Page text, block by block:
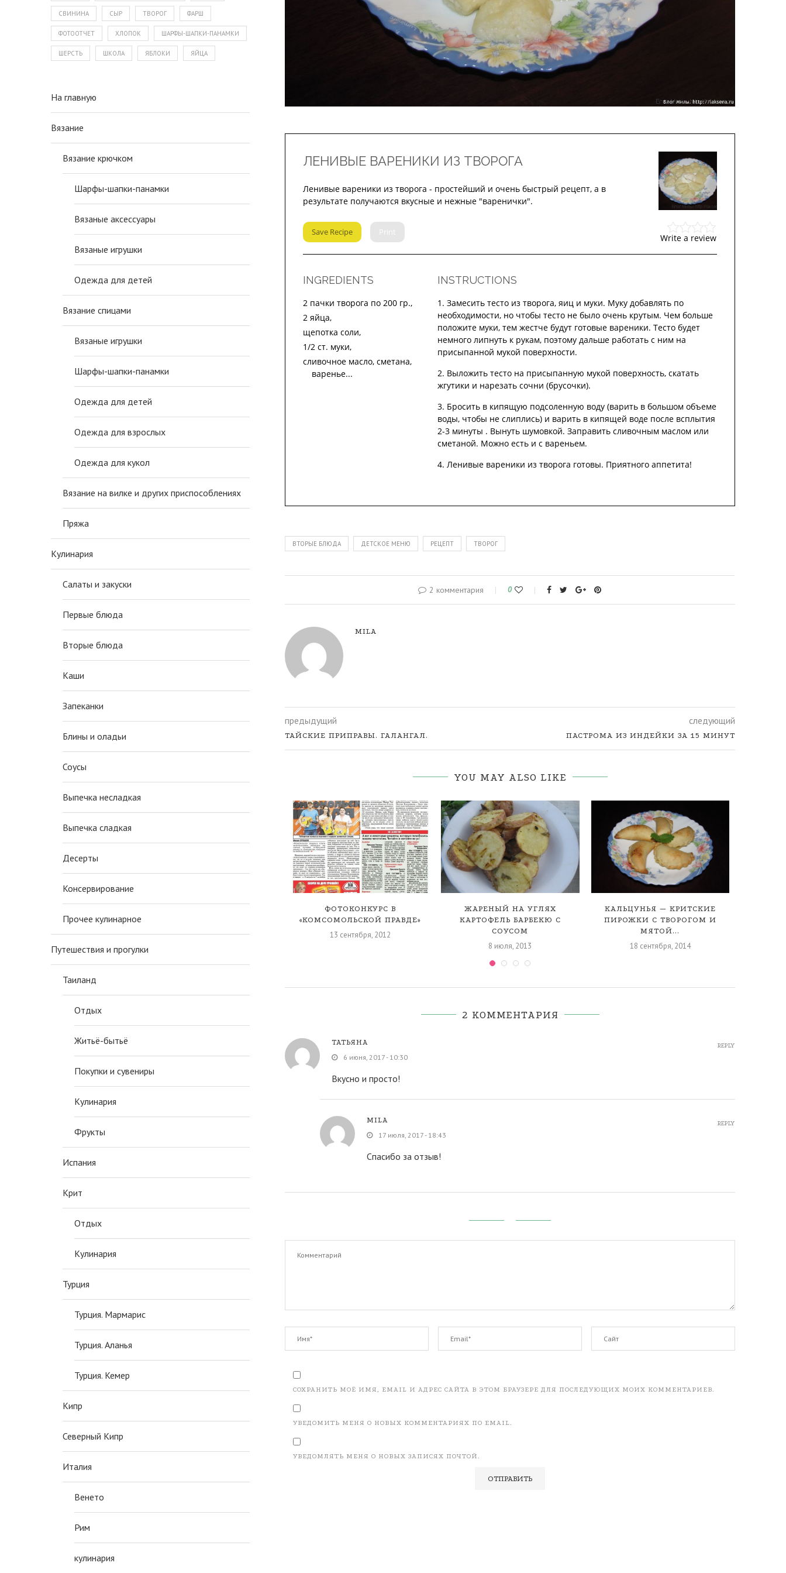
ЛЕНИВЫЕ ВАРЕНИКИ ИЗ ТВОРОГА
Ленивые вареники из творога - простейший и очень быстрый рецепт, а в
результате получаются вкусные и нежные "варенички".
Write a review
Save Recipe Print
INGREDIENTS
2 пачки творога по 200 гр.,
2 яйца,
щепотка соли,
1/2 ст. муки,
сливочное масло, сметана,
варенье...
INSTRUCTIONS
Замесить тесто из творога, яиц и муки. Муку добавлять по
необходимости, но чтобы тесто не было очень крутым. Чем больше
положите муки, тем жестче будут готовые вареники. Тесто будет
немного липнуть к рукам, поэтому дальше работать с ним на
присыпанной мукой поверхности.
Выложить тесто на присыпанную мукой поверхность, скатать
жгутики и нарезать сочни (брусочки).
Бросить в кипящую подсоленную воду (варить в большом объеме
воды, чтобы не слиплись) и варить в кипящей воде после всплытия
2-3 минуты . Вынуть шумовкой. Заправить сливочным маслом или
сметаной. Можно есть и с вареньем.
Ленивые вареники из творога готовы. Приятного аппетита!
ВТОРЫЕ БЛЮДА ДЕТСКОЕ МЕНЮ РЕЦЕПТ ТВОРОГ
2 комментария 0
MILA
предыдущий
ТАЙСКИЕ ПРИПРАВЫ. ГАЛАНГАЛ.
следующий
ПАСТРОМА ИЗ ИНДЕЙКИ ЗА 15 МИНУТ
YOU MAY ALSO LIKE
КАРТОФЕЛЬНЫЙ СУП
21 октября, 2021 11 мая, 2013
ФОТОКОНКУРС В
«КОМСОМОЛЬСКОЙ ПРАВДЕ»
13 сентября, 2012
ЖАРЕНЫЙ НА УГЛЯХ
КАРТОФЕЛЬ БАРБЕКЮ С
СОУСОМ
8 июля, 2013
КАЛЬЦУНЬЯ — КРИТСКИЕ
ПИРОЖКИ С ТВОРОГОМ И
МЯТОЙ...
18 сентября, 2014
2 КОММЕНТАРИЯ
ТАТЬЯНА
6 июня, 2017 - 10:30
Вкусно и просто!
REPLY
MILA
17 июля, 2017 - 18:43
Спасибо за отзыв!
REPLY
СОХРАНИТЬ МОЁ ИМЯ, EMAIL И АДРЕС САЙТА В ЭТОМ БРАУЗЕРЕ ДЛЯ ПОСЛЕДУЮЩИХ МОИХ КОММЕНТАРИЕВ.
УВЕДОМИТЬ МЕНЯ О НОВЫХ КОММЕНТАРИЯХ ПО EMAIL.
УВЕДОМЛЯТЬ МЕНЯ О НОВЫХ ЗАПИСЯХ ПОЧТОЙ.
СВИНИНА СЫР ТВОРОГ ФАРШ
ФОТООТЧЕТ ХЛОПОК ШАРФЫ-ШАПКИ-ПАНАМКИ
ШЕРСТЬ ШКОЛА ЯБЛОКИ ЯЙЦА
На главную
Вязание
Вязание крючком
Шарфы-шапки-панамки
Вязаные аксессуары
Вязаные игрушки
Одежда для детей
Вязание спицами
Вязаные игрушки
Шарфы-шапки-панамки
Одежда для детей
Одежда для взрослых
Одежда для кукол
Вязание на вилке и других приспособлениях
Пряжа
Кулинария
Салаты и закуски
Первые блюда
Вторые блюда
Каши
Запеканки
Блины и оладьи
Соусы
Выпечка несладкая
Выпечка сладкая
Десерты
Консервирование
Прочее кулинарное
Путешествия и прогулки
Таиланд
Отдых
Житьё-бытьё
Покупки и сувениры
Кулинария
Фрукты
Испания
Крит
Отдых
Кулинария
Турция
Турция. Мармарис
Турция. Аланья
Турция. Кемер
Кипр
Северный Кипр
Италия
Венето
Рим
кулинария